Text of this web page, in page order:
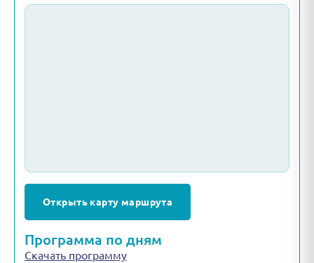
Открыть карту маршрута
Программа по дням
Скачать программу